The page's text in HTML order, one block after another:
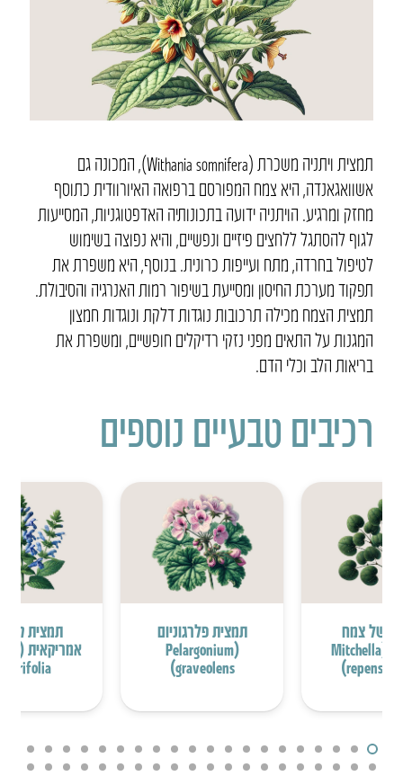
תמצית ויתניה משכרת (Withania somnifera), המכונה גם
אשוואגאנדה, היא צמח המפורסם ברפואה האיורוודית כתוסף
מחזק ומרגיע. הויתניה ידועה בתכונותיה האדפטוגניות, המסייעות
לגוף להסתגל ללחצים פיזיים ונפשיים, והיא נפוצה בשימוש
לטיפול בחרדה, מתח ועייפות כרונית. בנוסף, היא משפרת את
תפקוד מערכת החיסון ומסייעת בשיפור רמות האנרגיה והסיבולת.
תמצית הצמח מכילה תרכובות נוגדות דלקת ונוגדות חמצון
המגנות על התאים מפני נזקי רדיקלים חופשיים, ומשפרת את
בריאות הלב וכלי הדם.
רכיבים טבעיים נוספים
של צמח
המיצ’לה (Mitchella
repens
תמצית פלרגוניום
(Pelargonium
graveolens)
תמצית